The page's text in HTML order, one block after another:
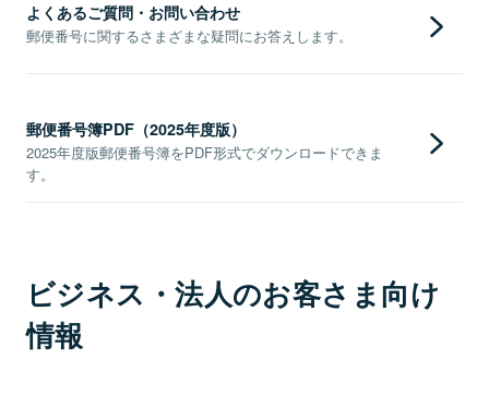
よくあるご質問・お問い合わせ
郵便番号に関するさまざまな疑問にお答えします。
郵便番号簿PDF（2025年度版）
2025年度版郵便番号簿をPDF形式でダウンロードできま
す。
ビジネス・法人のお客さま向け
情報